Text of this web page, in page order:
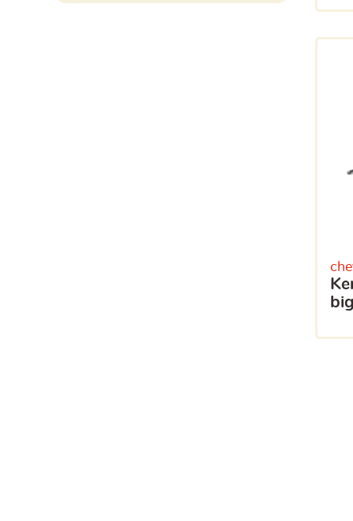
ker thermostat digital